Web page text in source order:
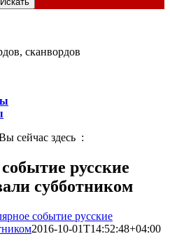
сканвордов
сейчас здесь :
русские
субботником
событие русские
2016-10-01T14:52:48+04:00